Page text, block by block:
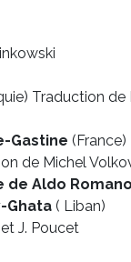
Traduction de
Gastine (France)
de Michel
de Aldo Romano
Ghata( Liban)
J. Poucet